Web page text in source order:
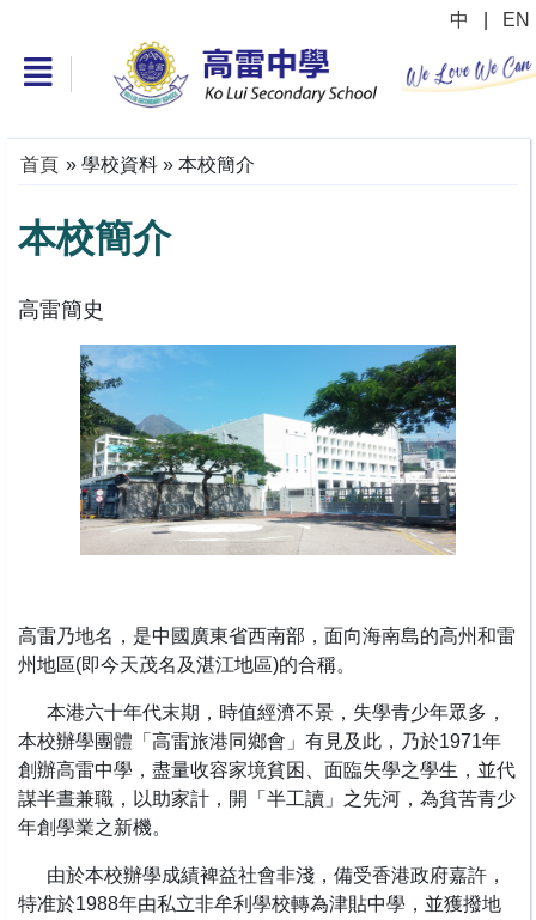
中 EN
首頁 » 學校資料 » 本校簡介
本校簡介
高雷簡史
高雷乃地名，是中國廣東省西南部，面向海南島的高州和雷
州地區(即今天茂名及湛江地區)的合稱。
本港六十年代末期，時值經濟不景，失學青少年眾多，
本校辦學團體「高雷旅港同鄉會」有見及此，乃於1971年
創辦高雷中學，盡量收容家境貧困、面臨失學之學生，並代
謀半晝兼職，以助家計，開「半工讀」之先河，為貧苦青少
年創學業之新機。
由於本校辦學成績裨益社會非淺，備受香港政府嘉許，
特准於1988年由私立非牟利學校轉為津貼中學，並獲撥地